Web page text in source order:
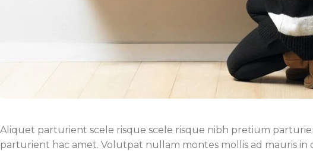
Aliquet parturient scele risque scele risque nibh pretium
parturient hac amet. Volutpat nullam montes mollis ad mauris in